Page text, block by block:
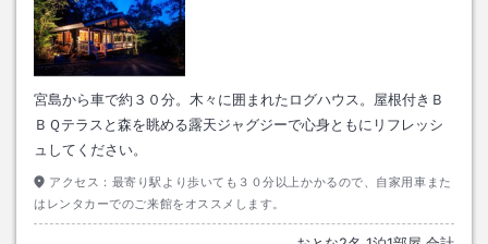
宮島から車で約３０分。木々に囲まれたログハウス。屋根付きＢ
ＢＱテラスと森を眺める露天ジャグジーで心身ともにリフレッシ
ュしてください。
アクセス： 最寄り駅より歩いても３０分以上かかるので、自家用車また
はレンタカーでのご来館をオススメします。